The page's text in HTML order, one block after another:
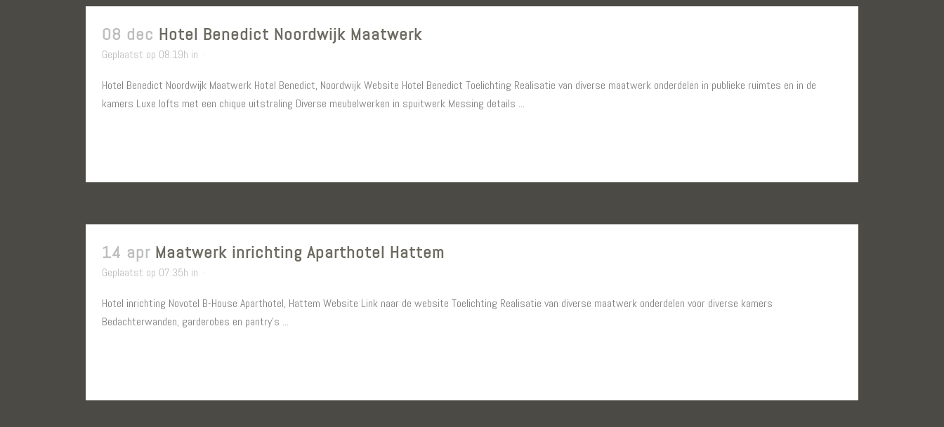
08 dec Hotel Benedict Noordwijk Maatwerk
Geplaatst op 08:19h in
Hotel Benedict Noordwijk Maatwerk Hotel Benedict, Noordwijk Website Hotel Benedict Toelichting Realisatie van diverse maatwerk onderdelen in publieke ruimtes en in de
kamers Luxe lofts met een chique uitstraling Diverse meubelwerken in spuitwerk Messing details ...
14 apr Maatwerk inrichting Aparthotel Hattem
Geplaatst op 07:35h in
Hotel inrichting Novotel B-House Aparthotel, Hattem Website Link naar de website Toelichting Realisatie van diverse maatwerk onderdelen voor diverse kamers
Bedachterwanden, garderobes en pantry’s ...